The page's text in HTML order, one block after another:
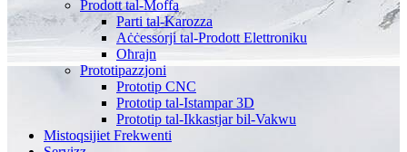
Prodott tal-Moffa
Parti tal-Karozza
Aċċessorji tal-Prodott Elettroniku
Oħrajn
Prototipazzjoni
Prototip CNC
Prototip tal-Istampar 3D
Prototip tal-Ikkastjar bil-Vakwu
Mistoqsijiet Frekwenti